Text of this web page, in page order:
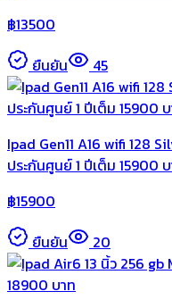
฿13500
ยืนยัน
45
Ipad Gen11 A16 wifi 128
ประกันศูนย์ 1 ปีเต็ม 15900
฿15900
ยืนยัน
20